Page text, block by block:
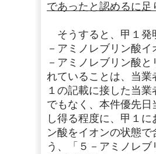
であったと認めるに足
そうすると、甲１発
－アミノレブリン酸
－アミノレブリン酸
れていることは、当
１の記載に接した当
でもなく、本件優先
し得る程度に、甲１
ン酸をイオンの状態
う、「５－アミノレ